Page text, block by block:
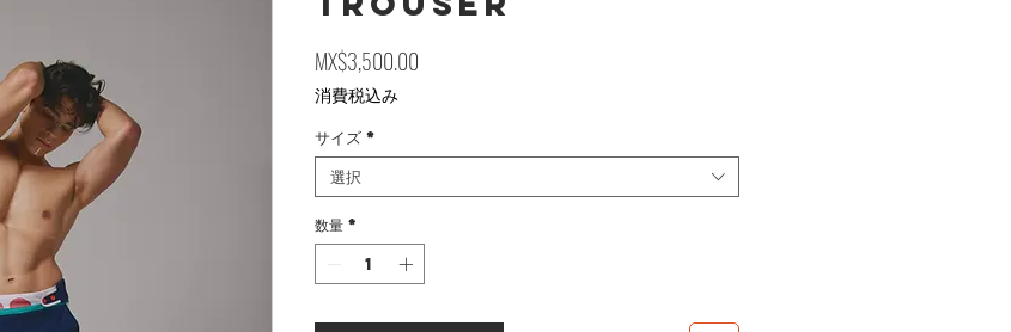
MX$3,500.00
消費税込み
サイズ *
選択
数量 *